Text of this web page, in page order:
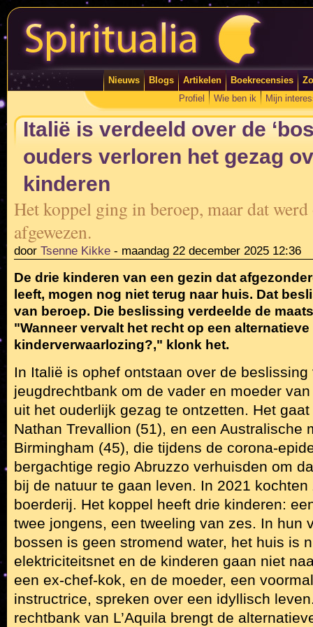
Nieuws Blogs Artikelen Boekrecensies
Profiel
Wie ben ik Mijn
Italië is verdeeld over de
ouders verloren het gezag
kinderen
Het koppel ging in beroep, maar dat
afgewezen.
door Tsenne Kikke - maandag 22 december 2025 12:36
De drie kinderen van een gezin dat
leeft, mogen nog niet terug naar huis. Dat
van beroep. Die beslissing verdeelde de
"Wanneer vervalt het recht op een
kinderverwaarlozing?," klonk het.
In Italië is ophef ontstaan over de beslissing
jeugdrechtbank om de vader en moeder
uit het ouderlijk gezag te ontzetten. Het
Nathan Trevallion (51), en een Australische
Birmingham (45), die tijdens de corona-
bergachtige regio Abruzzo verhuisden om
bij de natuur te gaan leven. In 2021
boerderij. Het koppel heeft drie kinderen:
twee jongens, een tweeling van zes. In hun
bossen is geen stromend water, het huis is
elektriciteitsnet en de kinderen gaan niet
een ex-chef-kok, en de moeder, een
instructrice, spreken over een idyllisch
rechtbank van L’Aquila brengt de